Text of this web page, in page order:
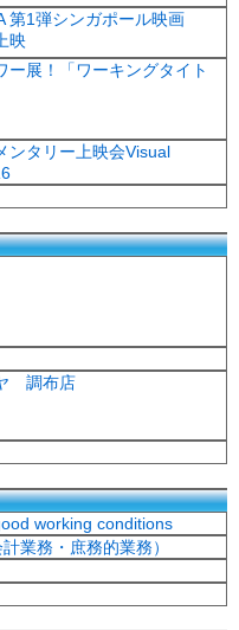
第1弾シンガポール映画
映
ー展！「ワーキングタイト
ンタリー上映会Visual
調布店
working conditions
業務・庶務的業務）